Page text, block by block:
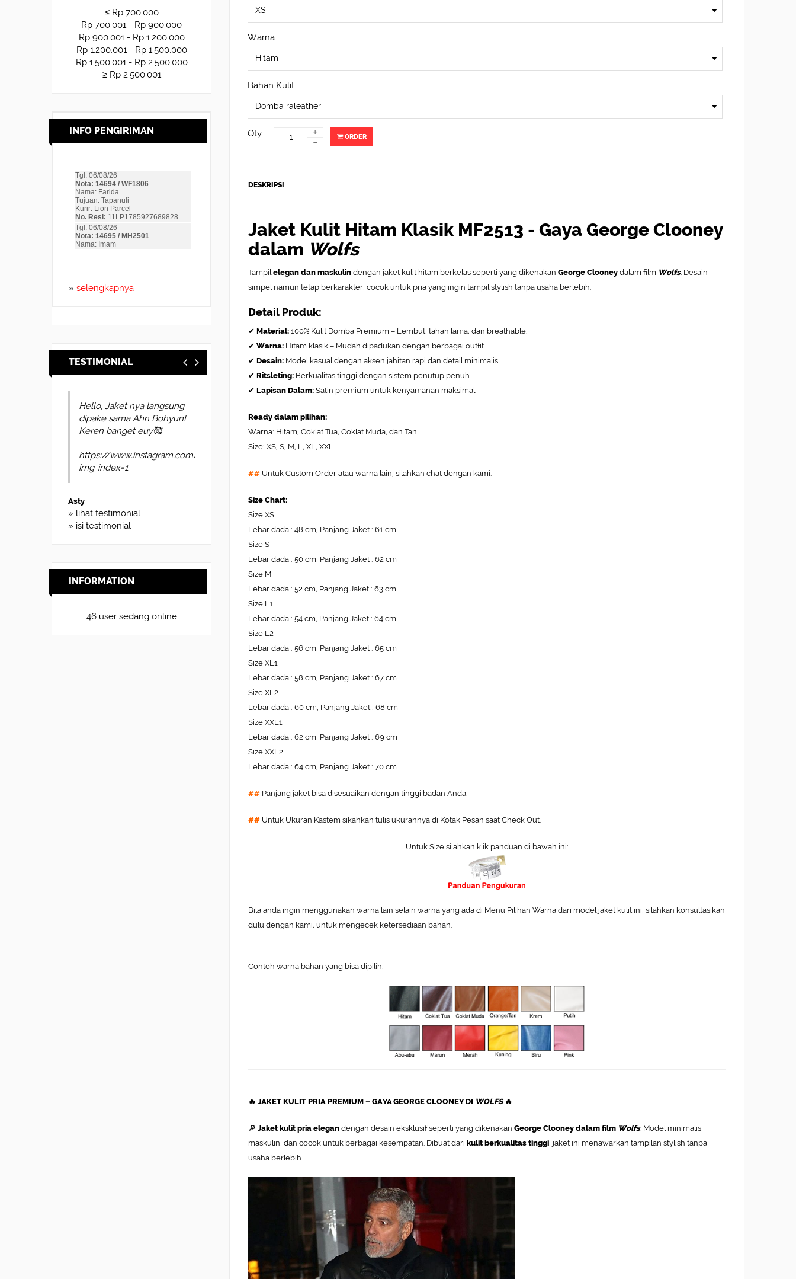
≤ Rp 700.000
Rp 700.001 - Rp 900.000
Rp 900.001 - Rp 1.200.000
Rp 1.200.001 - Rp 1.500.000
Rp 1.500.001 - Rp 2.500.000
≥ Rp 2.500.001
INFO PENGIRIMAN
» selengkapnya
TESTIMONIAL
suerr ini ga nyesel beli
nya bro bahan nya bagus
pas di badan cepet lagi
» lihat testimonial
» isi testimonial
INFORMATION
46 user sedang online
Warna
Bahan Kulit
Qty +
- ORDER
DESKRIPSI
Jaket Kulit Hitam Klasik MF2513 - Gaya George Clooney
dalam Wolfs
Tampil elegan dan maskulin dengan jaket kulit hitam berkelas seperti yang dikenakan George Clooney dalam film Wolfs. Desain
simpel namun tetap berkarakter, cocok untuk pria yang ingin tampil stylish tanpa usaha berlebih.
Detail Produk:
✔ Material: 100% Kulit Domba Premium – Lembut, tahan lama, dan breathable.
✔ Warna: Hitam klasik – Mudah dipadukan dengan berbagai outfit.
✔ Desain: Model kasual dengan aksen jahitan rapi dan detail minimalis.
✔ Ritsleting: Berkualitas tinggi dengan sistem penutup penuh.
✔ Lapisan Dalam: Satin premium untuk kenyamanan maksimal.
Ready dalam pilihan:
Warna: Hitam, Coklat Tua, Coklat Muda, dan Tan
Size: XS, S, M, L, XL, XXL
## Untuk Custom Order atau warna lain, silahkan chat dengan kami.
Size Chart:
Size XS
Lebar dada : 48 cm, Panjang Jaket : 61 cm
Size S
Lebar dada : 50 cm, Panjang Jaket : 62 cm
Size M
Lebar dada : 52 cm, Panjang Jaket : 63 cm
Size L1
Lebar dada : 54 cm, Panjang Jaket : 64 cm
Size L2
Lebar dada : 56 cm, Panjang Jaket : 65 cm
Size XL1
Lebar dada : 58 cm, Panjang Jaket : 67 cm
Size XL2
Lebar dada : 60 cm, Panjang Jaket : 68 cm
Size XXL1
Lebar dada : 62 cm, Panjang Jaket : 69 cm
Size XXL2
Lebar dada : 64 cm, Panjang Jaket : 70 cm
## Panjang jaket bisa disesuaikan dengan tinggi badan Anda.
## Untuk Ukuran Kastem sikahkan tulis ukurannya di Kotak Pesan saat Check Out.
Untuk Size silahkan klik panduan di bawah ini:
Bila anda ingin menggunakan warna lain selain warna yang ada di Menu Pilihan Warna dari model jaket kulit ini, silahkan konsultasikan
dulu dengan kami, untuk mengecek ketersediaan bahan.
Contoh warna bahan yang bisa dipilih:
🔥 JAKET KULIT PRIA PREMIUM – GAYA GEORGE CLOONEY DI WOLFS🔥
🔎 Jaket kulit pria elegan dengan desain eksklusif seperti yang dikenakan George Clooney dalam film Wolfs. Model minimalis,
maskulin, dan cocok untuk berbagai kesempatan. Dibuat dari kulit berkualitas tinggi , jaket ini menawarkan tampilan stylish tanpa
usaha berlebih.